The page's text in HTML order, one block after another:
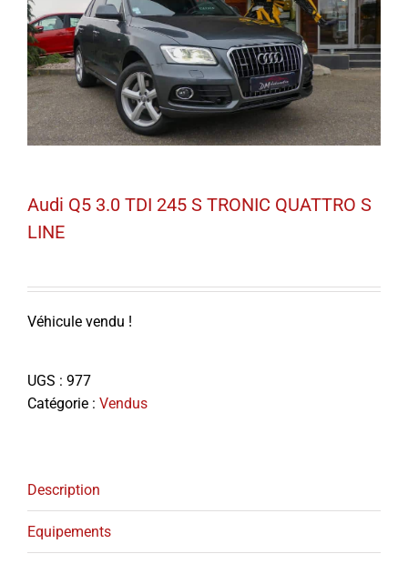
Audi Q5 3.0 TDI 245 S TRONIC QUATTRO S
LINE
Véhicule vendu !
UGS : 977
Catégorie : Vendus
Description
Equipements